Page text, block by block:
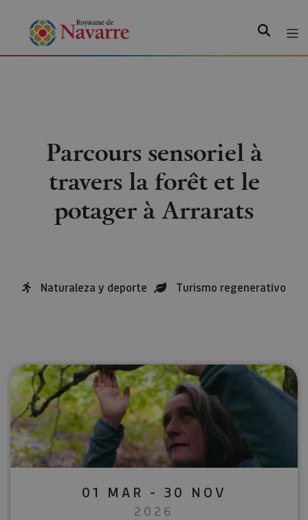
Parcours sensoriel à
travers la forêt et le
potager à Arrarats
Naturaleza y deporte Turismo regenerativo
01 MAR - 30 NOV
2026